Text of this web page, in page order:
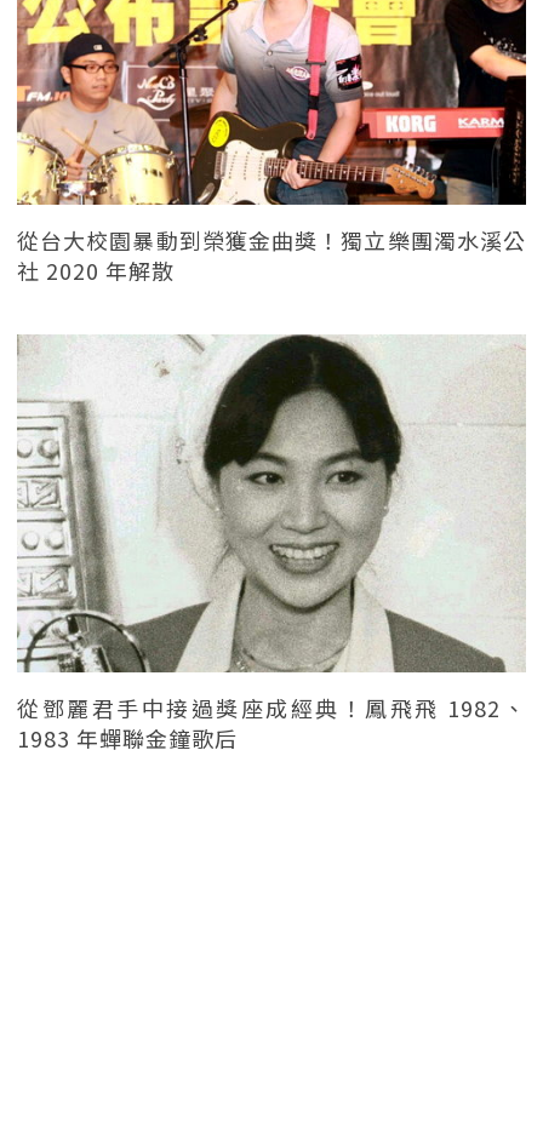
從台大校園暴動到榮獲金曲獎！獨立樂團濁水溪公
社 2020 年解散
從鄧麗君手中接過獎座成經典！鳳飛飛 1982、
1983 年蟬聯金鐘歌后